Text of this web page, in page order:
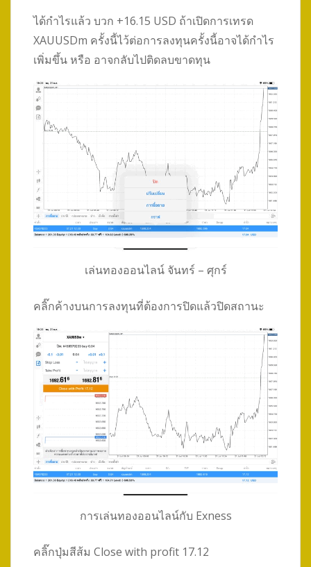
ได้กำไรแล้ว บวก +16.15 USD ถ้าเปิดการเทรด
XAUUSDm ครั้งนี้ไว้ต่อการลงทุนครั้งนี้อาจได้กำไร
เพิ่มขึ้น หรือ อาจกลับไปติดลบขาดทุน
เล่นทองออนไลน์ จันทร์ – ศุกร์
คลิ๊กค้างบนการลงทุนที่ต้องการปิดแล้วปิดสถานะ
การเล่นทองออนไลน์กับ Exness
คลิ๊กปุ่มสีส้ม Close with profit 17.12